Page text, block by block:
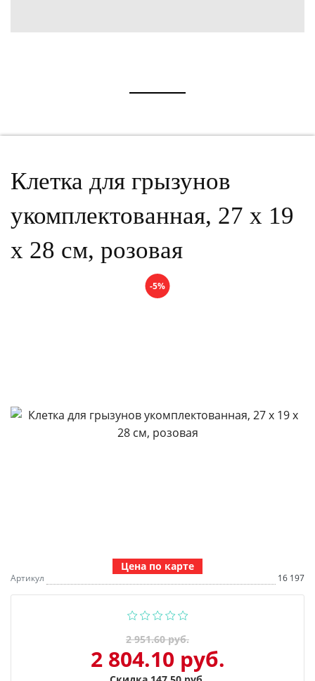
Клетка для грызунов
укомплектованная, 27 х 19
х 28 см, розовая
Цена по карте
-5%
Артикул 16 197
2 951.60 руб.
2 804.10 руб.